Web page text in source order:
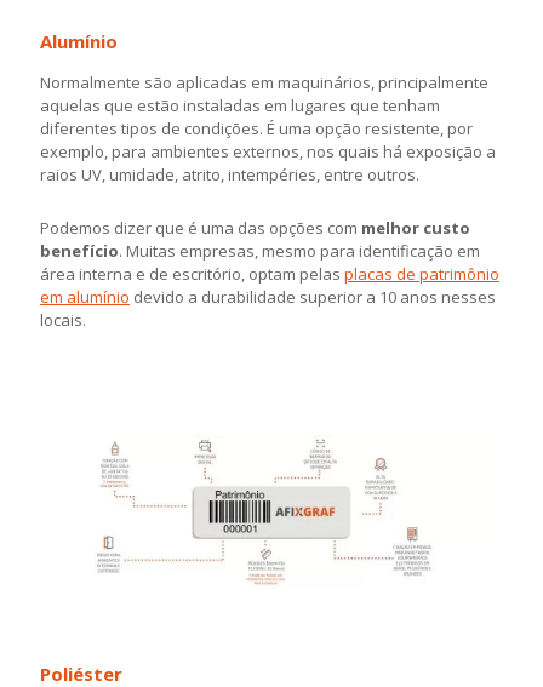
Alumínio
Normalmente são aplicadas em maquinários, principalmente
aquelas que estão instaladas em lugares que tenham
diferentes tipos de condições. É uma opção resistente, por
exemplo, para ambientes externos, nos quais há exposição a
raios UV, umidade, atrito, intempéries, entre outros.
Podemos dizer que é uma das opções com melhor custo
benefício. Muitas empresas, mesmo para identificação em
área interna e de escritório, optam pelas placas de patrimônio
em alumínio devido a durabilidade superior a 10 anos nesses
locais.
Poliéster